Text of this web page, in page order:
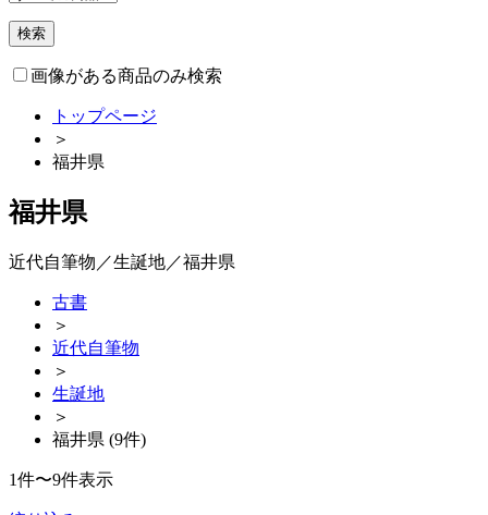
画像がある商品のみ検索
トップページ
＞
福井県
福井県
近代自筆物／生誕地／福井県
古書
＞
近代自筆物
＞
生誕地
＞
福井県 (9件)
1件〜9件表示